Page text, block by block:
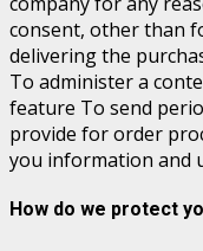
consent, other than
delivering the
To administer a
feature To send
provide for order
you information and
How do we protect